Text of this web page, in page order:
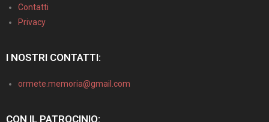
Contatti
Privacy
I NOSTRI CONTATTI:
ormete.memoria@gmail.com
CON IL PATROCINIO: